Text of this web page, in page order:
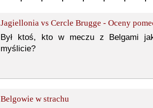
Jagiellonia vs Cercle Brugge - Oceny
Był ktoś, kto w meczu z Belgami
myślicie?
Belgowie w strachu